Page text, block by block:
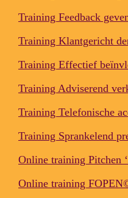
Training Feedback
Training Klantgericht
Training Effectief
Training Adviserend
Training Telefonische
Training Sprankelend
Online training Pitchen
Online training